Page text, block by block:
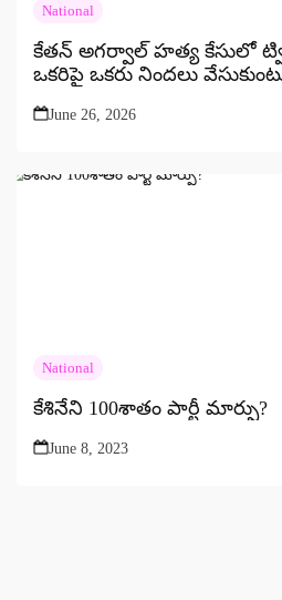
National
కేతన్ అగర్వాల్ హత్య కేసులో
ఒకరిపై ఒకరు నిందలు
June 26, 2026
National
కేశినేని 100శాతం పార్టీ మార్పు?
June 8, 2023